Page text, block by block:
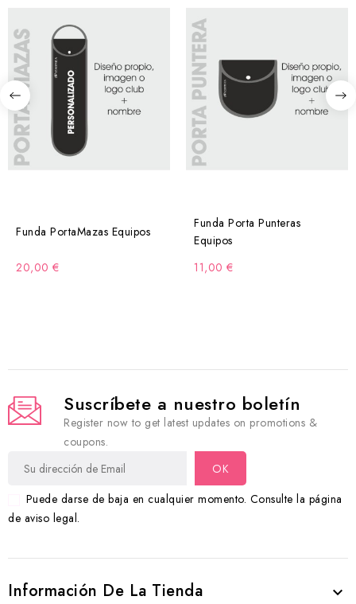
Funda PortaMazas Equipos
20,00 €
Funda Porta Punteras
Equipos
11,00 €
Suscríbete a nuestro boletín
Register now to get latest updates on promotions &
coupons.
Puede darse de baja en cualquier momento. Consulte la página
de aviso legal.
Información De La Tienda 